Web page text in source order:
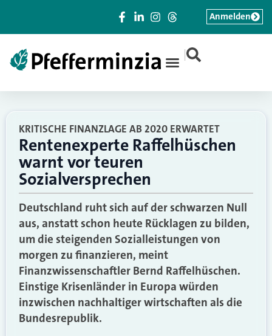
|
Anmelden
KRITISCHE FINANZLAGE AB 2020 ERWARTET
Rentenexperte Raffelhüschen
warnt vor teuren
Sozialversprechen
Deutschland ruht sich auf der schwarzen Null
aus, anstatt schon heute Rücklagen zu bilden,
um die steigenden Sozialleistungen von
morgen zu finanzieren, meint
Finanzwissenschaftler Bernd Raffelhüschen.
Einstige Krisenländer in Europa würden
inzwischen nachhaltiger wirtschaften als die
Bundesrepublik.